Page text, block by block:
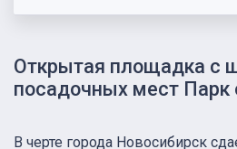
Открытая площадка с
посадочных мест Парк
В черте города Новосибирск